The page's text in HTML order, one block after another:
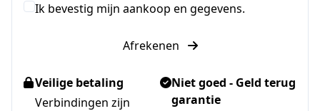
Ik bevestig mijn aankoop en gegevens.
Afrekenen
Veilige betaling
Verbindingen zijn
Niet goed - Geld terug
garantie